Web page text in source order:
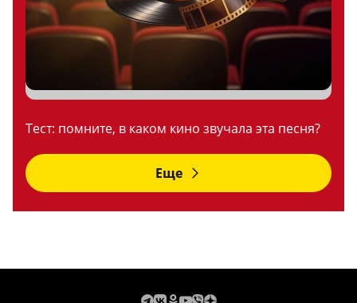
Тест: помните, в каком кино звучала эта песня?
Еще